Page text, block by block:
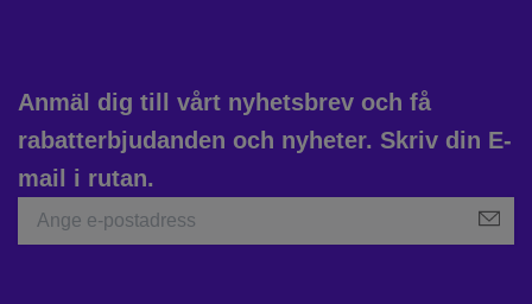
Anmäl dig till vårt nyhetsbrev och få
rabatterbjudanden och nyheter. Skriv din E-
mail i rutan.